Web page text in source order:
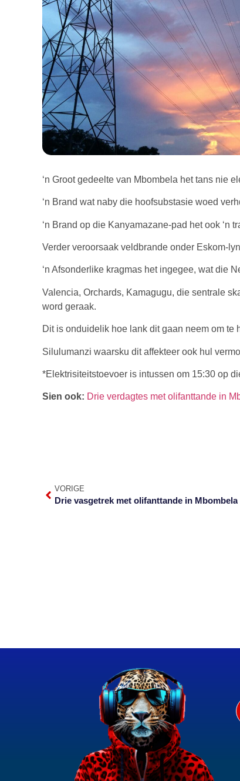
‘n Groot gedeelte van Mbombela het tans nie
‘n Brand wat naby die hoofsubstasie woed
‘n Brand op die Kanyamazane-pad het ook ‘n
Verder veroorsaak veldbrande onder Eskom-
‘n Afsonderlike kragmas het ingegee, wat die
Valencia, Orchards, Kamagugu, die sentrale
word geraak.
Dit is onduidelik hoe lank dit gaan neem om te
Silulumanzi waarsku dit affekteer ook hul
*Elektrisiteitstoevoer is intussen om 15:30 op
Sien ook: Drie verdagtes met olifanttande in
VORIGE
Drie vasgetrek met olifanttande in Mbombela